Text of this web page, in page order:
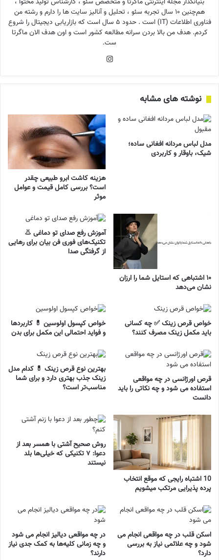
هم‌چنین ۱۰ سال تجربه سئو ، تحلیل و آنالیز سایت ها را دارم و رشته من
فناوری اطلاعات (IT) است . حدود ۵ سال است که بازاریابی دیجیتال را شروع
کردم. هدف من بالا بردن سرانه مطالعه کشور است و اون هدف الان ماگرتا
ست.
نوشته های مشابه
مدل لباس مردانه افغانی ساده؛
شیک، باوقار و کاربردی
هزینه کاشت ابرو طبیعی چقدر
است؟ بررسی کامل قیمت و عوامل
موثر
۱۰ اشتباهی که استایل شما را ارزان
نشان می‌دهد
آموزش رفع صدای تو دماغی 👃
تکنیک‌های فوری فن بیان برای رهایی
از گرفتگی صدا
خواص قرص زینک ✅ چه کسانی
باید مکمل زینک مصرف کنند؟
خواص کپسول اولوسین 💊 کاربردها
و فواید احتمالی این مکمل برای بدن
قرص اورژانسی در چه مواقعی
استفاده می شود و چه نکاتی را باید
دانست
بهترین نوع قرص زینک 💊 کدام مدل
زینک جذب بهتری دارد و برای شما
مناسب‌تر است؟
10 اشتباه رایجی که موقع انتخاب
پرده پذیرایی مرتکب میشویم
روش صحیح آشتی با همسر بعد از
دعوا: ۷ تکنیکی که خیلی‌ها بلد
نیستند
اسکن قلب در چه مواقعی انجام می
شود و چه علائمی نیاز به بررسی
دارد؟
در چه مواقعی دیالیز انجام می شود
و چه زمانی کلیه‌ها به کمک جدی نیاز
دارند؟